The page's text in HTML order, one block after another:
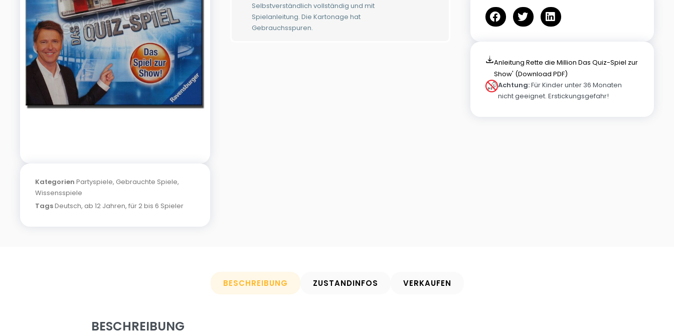
Kategorien Partyspiele, Gebrauchte Spiele,
Wissensspiele
TagsDeutsch, ab 12 Jahren, für 2 bis 6 Spieler
Selbstverständlich vollständig und mit
Spielanleitung. Die Kartonage hat
Gebrauchsspuren.
Anleitung Rette die Million Das Quiz-Spiel zur
Show' (Download PDF)
Achtung:Für Kinder unter 36 Monaten
nicht geeignet. Erstickungsgefahr!
BESCHREIBUNG ZUSTANDINFOS VERKAUFEN
BESCHREIBUNG